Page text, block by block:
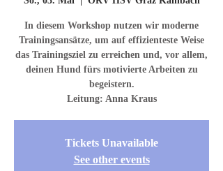
In diesem Workshop nutzen wir moderne
Trainingsansätze, um auf effizienteste Weise
das Trainingsziel zu erreichen und, vor allem,
deinen Hund fürs motivierte Arbeiten zu
begeistern.
Leitung: Anna Kraus
Tickets Unavailable
See other events